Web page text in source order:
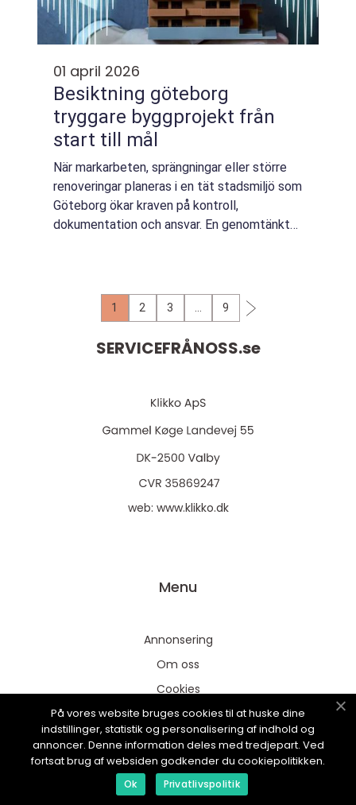
01 april 2026
Besiktning göteborg
tryggare byggprojekt från
start till mål
När markarbeten, sprängningar eller större
renoveringar planeras i en tät stadsmiljö som
Göteborg ökar kraven på kontroll,
dokumentation och ansvar. En genomtänkt
1 2 3 9
SERVICEFRÅNOSS.se
web: www.klikko.dk
Menu
Annonsering
Om oss
Cookies
Kontakta oss
Sitemap
På vores website bruges cookies til at huske dine
indstillinger, statistik og personalisering af indhold og
annoncer. Denne information deles med tredjepart. Ved
fortsat brug af websiden godkender du cookiepolitikken.
Ok Privatlivspolitik